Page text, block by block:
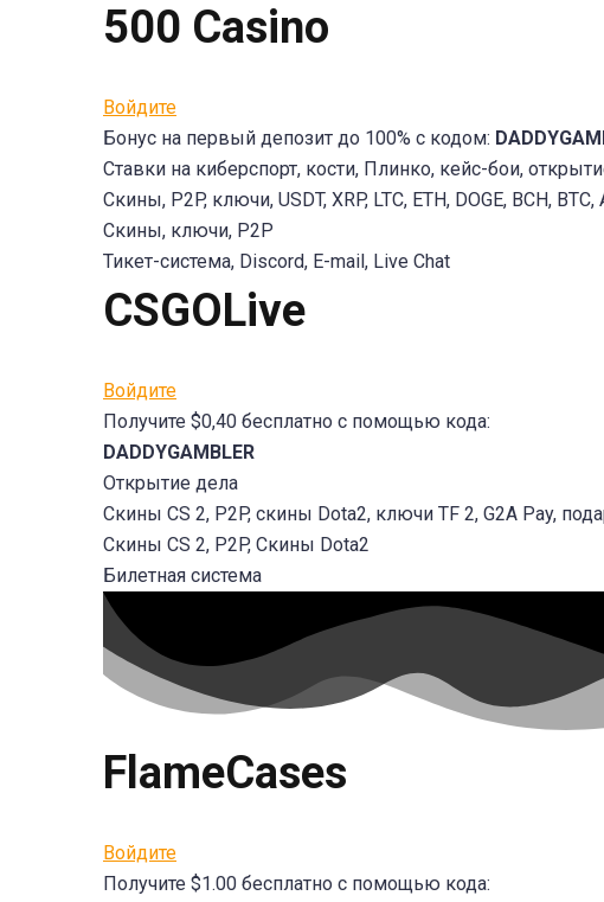
500 Casino
Войдите
Бонус на первый депозит до 100% с кодом:
Ставки на киберспорт, кости, Плинко, кейс-бои,
Скины, P2P, ключи, USDT, XRP, LTC, ETH, DOGE, BCH,
Скины, ключи, P2P
Тикет-система, Discord, E-mail, Live Chat
CSGOLive
Войдите
Получите $0,40 бесплатно с помощью кода:
DADDYGAMBLER
Открытие дела
Скины CS 2, P2P, скины Dota2, ключи TF 2, G2A Pay,
Скины CS 2, P2P, Скины Dota2
Билетная система
FlameCases
Войдите
Получите $1.00 бесплатно с помощью кода: